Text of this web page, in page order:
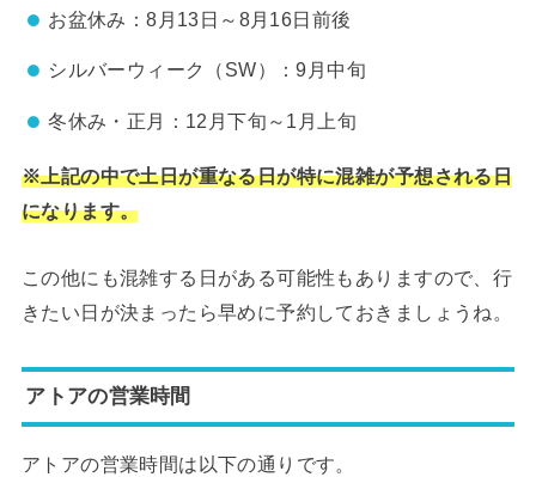
お盆休み：8月13日～8月16日前後
シルバーウィーク（SW）：9月中旬
冬休み・正月：12月下旬～1月上旬
※上記の中で土日が重なる日が特に混雑が予想される日
になります。
この他にも混雑する日がある可能性もありますので、行
きたい日が決まったら早めに予約しておきましょうね。
アトアの営業時間
アトアの営業時間は以下の通りです。